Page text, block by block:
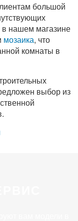
большой
нашем магазине
мозаика, что
комнаты в
выбор из